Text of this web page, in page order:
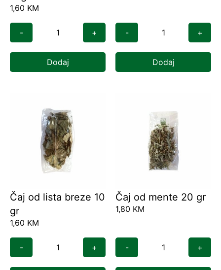
1,60 KM
- +
Dodaj
- +
Dodaj
Čaj od lista breze 10
gr
1,60 KM
- +
Čaj od mente 20 gr
1,80 KM
- +